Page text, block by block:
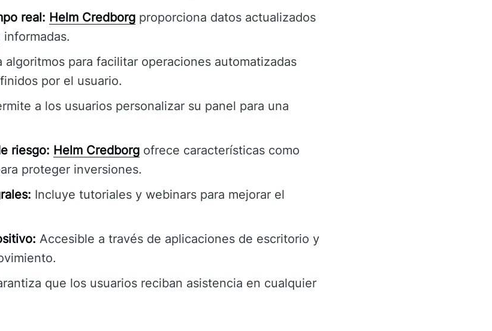
real: Helm Credborg proporciona datos actualizados
algoritmos para facilitar operaciones automatizadas
por el usuario.
a los usuarios personalizar su panel para una
riesgo: Helm Credborg ofrece características como
proteger inversiones.
Incluye tutoriales y webinars para mejorar el
Accesible a través de aplicaciones de escritorio y
que los usuarios reciban asistencia en cualquier